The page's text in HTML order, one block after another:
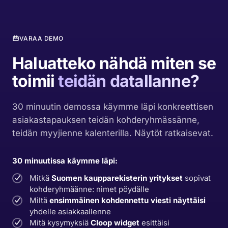
VARAA DEMO
Haluatteko nähdä miten se
toimiiteidän datallanne?
30 minuutin demossa käymme läpi konkreettisen
asiakastapauksen teidän kohderyhmässänne,
teidän myyjienne kalenterilla. Näytöt ratkaisevat.
30 minuutissa käymme läpi:
Mitkä Suomen kaupparekisterin yritykset sopivat
kohderyhmäänne: nimet pöydälle
Miltä ensimmäinen kohdennettu viesti näyttäisi
yhdelle asiakkaallenne
Mitä kysymyksiä Cloop widget esittäisi